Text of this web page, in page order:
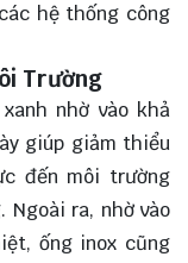
hệ thống công
Trường
nhờ vào khả
giúp giảm thiểu
đến môi trường
ra, nhờ vào
ống inox cũng